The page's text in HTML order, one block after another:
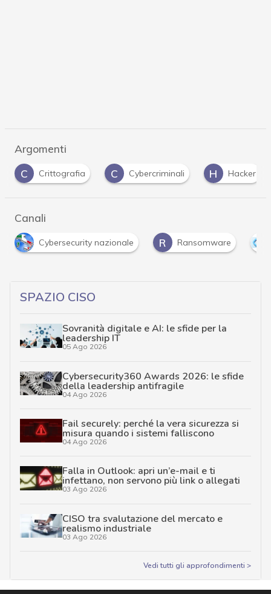
Argomenti
C
Crittografia C Cybercriminali H Hacker
Canali
Cybersecurity nazionale R Ransomware
SPAZIO CISO
Sovranità digitale e AI: le sfide per la
leadership IT
05 Ago 2026
Cybersecurity360 Awards 2026: le sfide
della leadership antifragile
04 Ago 2026
Fail securely: perché la vera sicurezza si
misura quando i sistemi falliscono
04 Ago 2026
Falla in Outlook: apri un’e-mail e ti
infettano, non servono più link o allegati
03 Ago 2026
CISO tra svalutazione del mercato e
realismo industriale
03 Ago 2026
Vedi tutti gli approfondimenti >